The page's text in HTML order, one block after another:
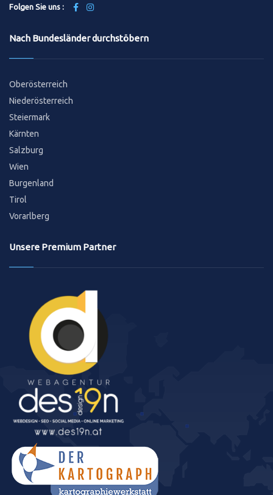
Folgen Sie uns :
Nach Bundesländer durchstöbern
Oberösterreich
Niederösterreich
Steiermark
Kärnten
Salzburg
Wien
Burgenland
Tirol
Vorarlberg
Unsere Premium Partner